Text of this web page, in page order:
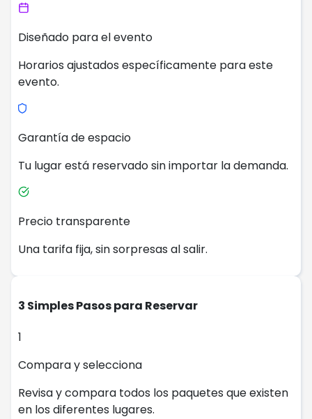
Diseñado para el evento
Horarios ajustados específicamente para este
evento.
Garantía de espacio
Tu lugar está reservado sin importar la demanda.
Precio transparente
Una tarifa fija, sin sorpresas al salir.
3 Simples Pasos para Reservar
1
Compara y selecciona
Revisa y compara todos los paquetes que existen
en los diferentes lugares.